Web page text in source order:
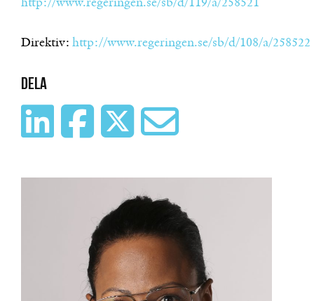
http://www.regeringen.se/sb/d/119/a/258521
Direktiv: http://www.regeringen.se/sb/d/108/a/258522
Dela